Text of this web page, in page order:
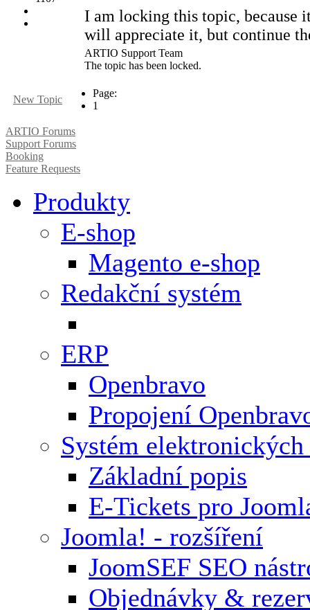
I am locking this topic, because
will appreciate it, but continue
ARTIO Support Team
The topic has been locked.
New Topic
Page:
1
ARTIO Forums
Support Forums
Booking
Feature Requests
Produkty
E-shop
Magento e-shop
Redakční systém
ERP
Openbravo
Propojení
Systém elektronických
Základní popis
E-Tickets pro
Joomla! - rozšíření
JoomSEF SEO
Objednávky &